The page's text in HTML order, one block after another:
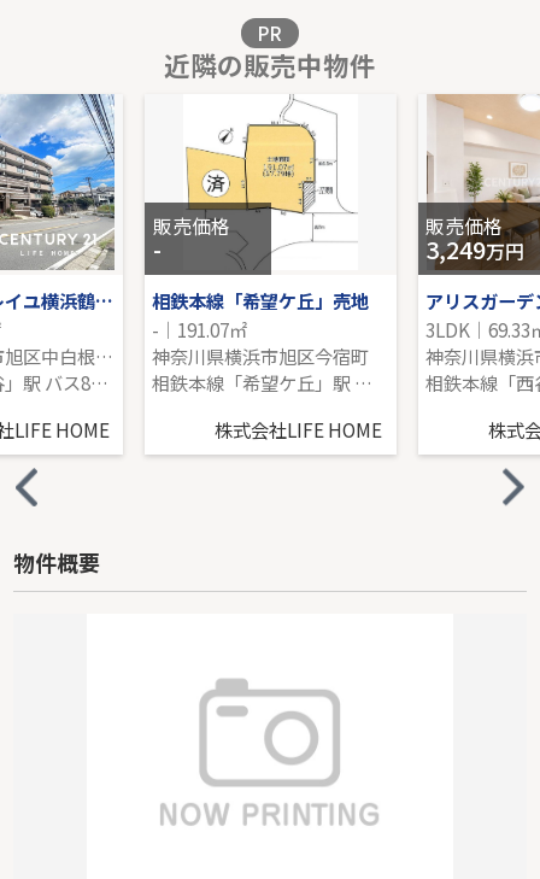
販売価格を見る
東急田園都市線「あざみ野」新築戸建
-｜4LDK｜102.24㎡｜南東
販売価格を見る
PR
近隣の販売中物件
ナイスサンソレイユ横浜鶴ヶ峰
神奈川県横浜市旭区中白根４丁目
相鉄本線「西谷」駅 バス8分 「千丸台団地」 停歩5分
LIFE HOME
販売価格
-
相鉄本線「希望ケ丘」売地
-｜191.07㎡
神奈川県横浜市旭区今宿町
相鉄本線「希望ケ丘」駅 徒歩12分
株式会社LIFE HOME
販売価格
3,249万円
アリスガー
3LDK｜69.33
株式
物件概要